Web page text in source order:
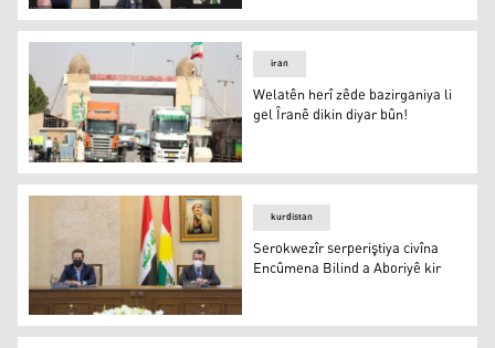
Talabanî: Em projeya pircûrkirina aboriya Kurdistanê
Welatên herî zêde bazirganiya li gel Îranê dikin diyar
iran
Welatên herî zêde bazirganiya li
gel Îranê dikin diyar bûn!
Serokwezîr serperiştiya civîna Encûmena Bilind a
kurdistan
Serokwezîr serperiştiya civîna
Encûmena Bilind a Aboriyê kir